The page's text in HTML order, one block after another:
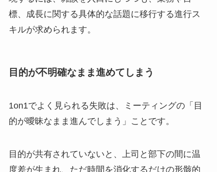
標、成長に関する具体的な話題に移行する進行ス
キルが求められます。
目的が不明確なまま進めてしまう
1on1でよく見られる失敗は、ミーティングの「目
的が曖昧なまま進んでしまう」ことです。
目的が共有されていないと、上司と部下の間に温
度差が生まれ、ただ時間を消化するだけの形骸的